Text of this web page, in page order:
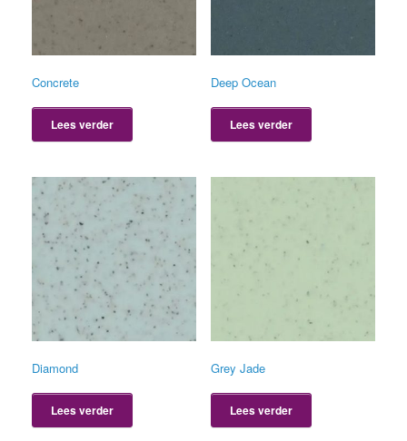
Concrete
Lees verder
Deep Ocean
Lees verder
Diamond
Lees verder
Grey Jade
Lees verder